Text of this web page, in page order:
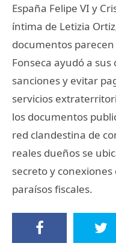
España Felipe VI y
íntima de Letizia
documentos
Fonseca ayudó a
sanciones y evitar
servicios
los documentos
red clandestina de
reales dueños se
secreto y
paraísos fiscales.